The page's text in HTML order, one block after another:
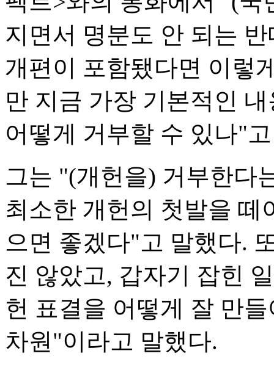
지면서 명분도 안 되는
개편이 포함됐다면 이렇
만 지금 가장 기본적인
어떻게 거부할 수 있나"
그는 "(개헌을) 거부한다
최소한 개헌의 첫발을
으면 좋겠다"고 말했다.
진 않았고, 갑자기 잡힌
헌 표결을 어떻게 잘 만
차원"이라고 말했다.